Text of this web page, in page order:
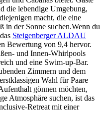
die lebendige Umgebung,
macht, die eine
in der Sonne suchen.Wenn du
Steigenberger ALDAU
Bewertung von 9,4 hervor.
und Innen-Whirlpools
und eine Swim-up-Bar.
Zimmern und dem
Wahl für Paare
gönnen möchten,
Atmosphäre suchen, ist das
Retreat mit einer